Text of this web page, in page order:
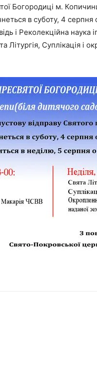
Богородиці м.
в суботу, 4
і Реколекційна
Літургія, Суплікація